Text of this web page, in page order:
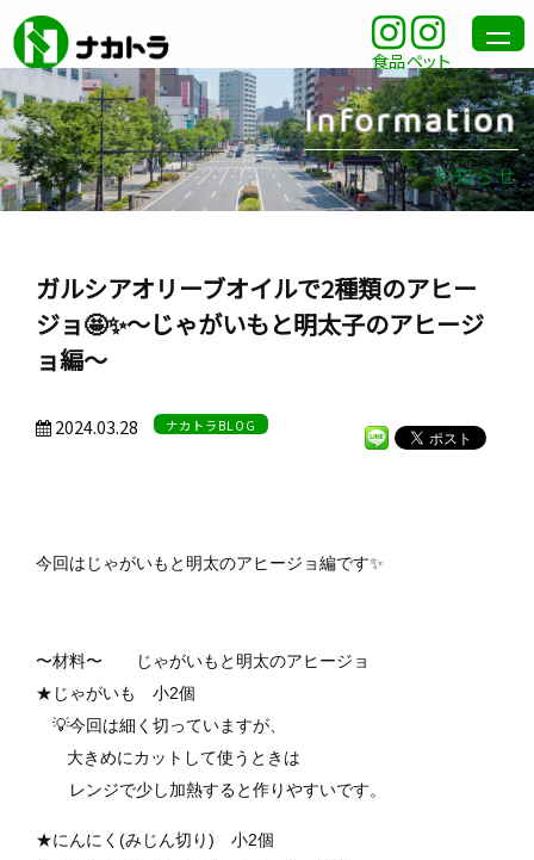
食品ペット
Information
お知らせ
ガルシアオリーブオイルで2種類のアヒー
ジョ🤩✨～じゃがいもと明太子のアヒージ
ョ編～
2024.03.28 ナカトラBLOG
今回はじゃがいもと明太のアヒージョ編です✨
〜材料〜 じゃがいもと明太のアヒージョ
★じゃがいも 小2個
💡今回は細く切っていますが、
大きめにカットして使うときは
レンジで少し加熱すると作りやすいです。
★にんにく(みじん切り) 小2個